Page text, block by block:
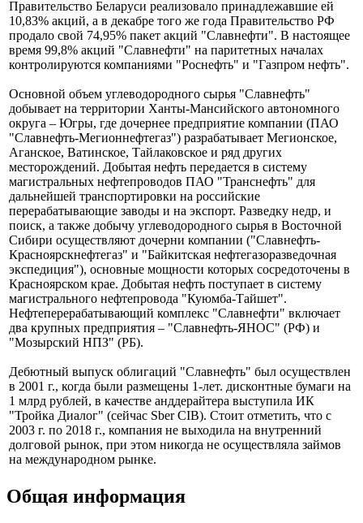
Правительство Беларуси реализовало принадлежавшие ей
10,83% акций, а в декабре того же года Правительство РФ
продало свой 74,95% пакет акций "Славнефти". В настоящее
время 99,8% акций "Славнефти" на паритетных началах
контролируются компаниями "Роснефть" и "Газпром нефть".
Основной объем углеводородного сырья "Славнефть"
добывает на территории Ханты-Мансийского автономного
округа – Югры, где дочернее предприятие компании (ПАО
"Славнефть-Мегионнефтегаз") разрабатывает Мегионское,
Аганское, Ватинское, Тайлаковское и ряд других
месторождений. Добытая нефть передается в систему
магистральных нефтепроводов ПАО "Транснефть" для
дальнейшей транспортировки на российские
перерабатывающие заводы и на экспорт. Разведку недр, и
поиск, а также добычу углеводородного сырья в Восточной
Сибири осуществляют дочерни компании ("Славнефть-
Красноярскнефтегаз" и "Байкитская нефтегазоразведочная
экспедиция"), основные мощности которых сосредоточены в
Красноярском крае. Добытая нефть поступает в систему
магистрального нефтепровода "Куюмба-Тайшет".
Нефтеперерабатывающий комплекс "Славнефти" включает
два крупных предприятия – "Славнефть-ЯНОС" (РФ) и
"Мозырский НПЗ" (РБ).
Дебютный выпуск облигаций "Славнефть" был осуществлен
в 2001 г., когда были размещены 1-лет. дисконтные бумаги на
1 млрд рублей, в качестве анддерайтера выступила ИК
"Тройка Диалог" (сейчас Sber CIB). Стоит отметить, что с
2003 г. по 2018 г., компания не выходила на внутренний
долговой рынок, при этом никогда не осуществляла займов
на международном рынке.
Общая информация